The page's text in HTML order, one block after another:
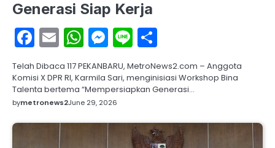
Generasi Siap Kerja
Facebook
EmailWhatsApp
Messenger
Line
Telah Dibaca 117 PEKANBARU, MetroNews2.com – Anggota
Komisi X DPR RI, Karmila Sari, menginisiasi Workshop Bina
Talenta bertema “Mempersiapkan Generasi…
bymetronews2June 29, 2026